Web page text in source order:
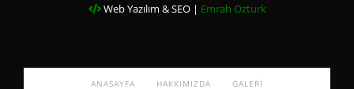
Web Yazılım & SEO | Emrah Ozturk
ANASAYFA HAKKIMIZDA GALERI